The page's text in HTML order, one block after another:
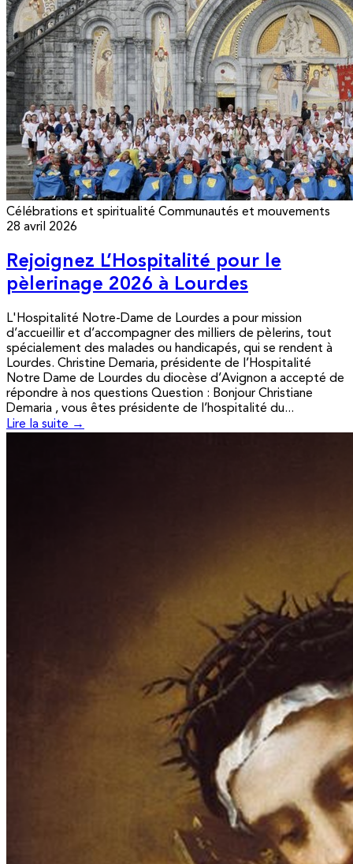
Célébrations et spiritualité Communautés et mouvements
28 avril 2026
Rejoignez L’Hospitalité pour le
pèlerinage 2026 à Lourdes
L'Hospitalité Notre-Dame de Lourdes a pour mission
d’accueillir et d’accompagner des milliers de pèlerins, tout
spécialement des malades ou handicapés, qui se rendent à
Lourdes. Christine Demaria, présidente de l’Hospitalité
Notre Dame de Lourdes du diocèse d’Avignon a accepté de
répondre à nos questions Question : Bonjour Christiane
Demaria , vous êtes présidente de l’hospitalité du...
Lire la suite →